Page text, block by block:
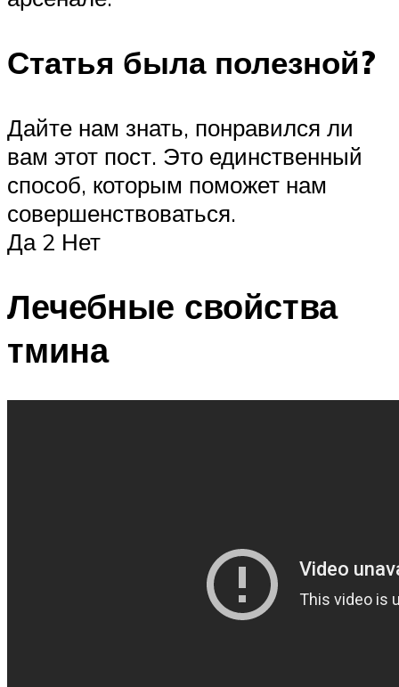
Статья была полезной?
Дайте нам знать, понравился ли
вам этот пост. Это единственный
способ, которым поможет нам
совершенствоваться.
Да 2 Нет
Лечебные свойства
тмина